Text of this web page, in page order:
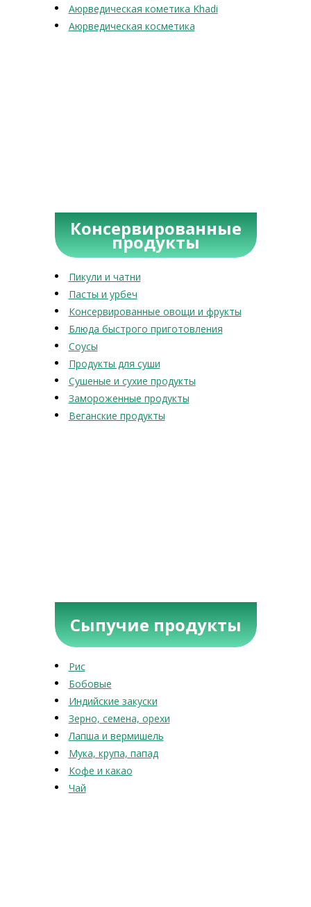
Аюрведическая кометика Khadi
Аюрведическая косметика
Консервированные
продукты
Пикули и чатни
Пасты и урбеч
Консервированные овощи и фрукты
Блюда быстрого приготовления
Соусы
Продукты для суши
Сушеные и сухие продукты
Замороженные продукты
Веганские продукты
Сыпучие продукты
Рис
Бобовые
Индийские закуски
Зерно, семена, орехи
Лапша и вермишель
Мука, крупа, папад
Кофе и какао
Чай